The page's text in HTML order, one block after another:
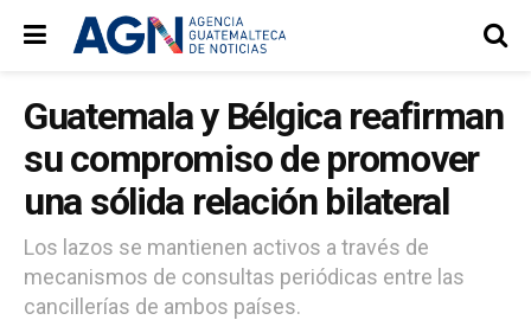
Guatemala y Bélgica reafirman
su compromiso de promover
una sólida relación bilateral
Los lazos se mantienen activos a través de
mecanismos de consultas periódicas entre las
cancillerías de ambos países.